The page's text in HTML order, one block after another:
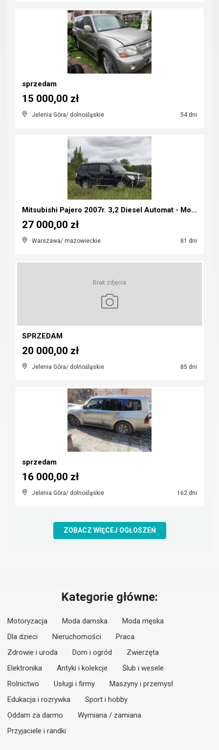
sprzedam
Jelenia Góra/ dolnośląskie 54 dni
15 000,00 zł
Mitsubishi Pajero 2007r. 3,2 Diesel Automat - Możl...
Warszawa/ mazowieckie 81 dni
27 000,00 zł
Brak zdjęcia
SPRZEDAM
Jelenia Góra/ dolnośląskie 85 dni
20 000,00 zł
sprzedam
Jelenia Góra/ dolnośląskie 162 dni
16 000,00 zł
ZOBACZ WIĘCEJ OGŁOSZEŃ
Kategorie główne:
Motoryzacja Moda damska
Moda męska
Dla dzieci
Nieruchomości
Praca
Zdrowie i uroda
Dom i ogród
Zwierzęta
Elektronika
Antyki i kolekcje
Ślub i wesele
Rolnictwo
Usługi i firmy
Maszyny i przemysł
Edukacja i rozrywka
Sport i hobby
Oddam za darmo
Wymiana / zamiana
Przyjaciele i randki